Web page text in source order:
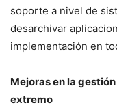
soporte a nivel de
desarchivar
implementación en
Mejoras en la
extremo